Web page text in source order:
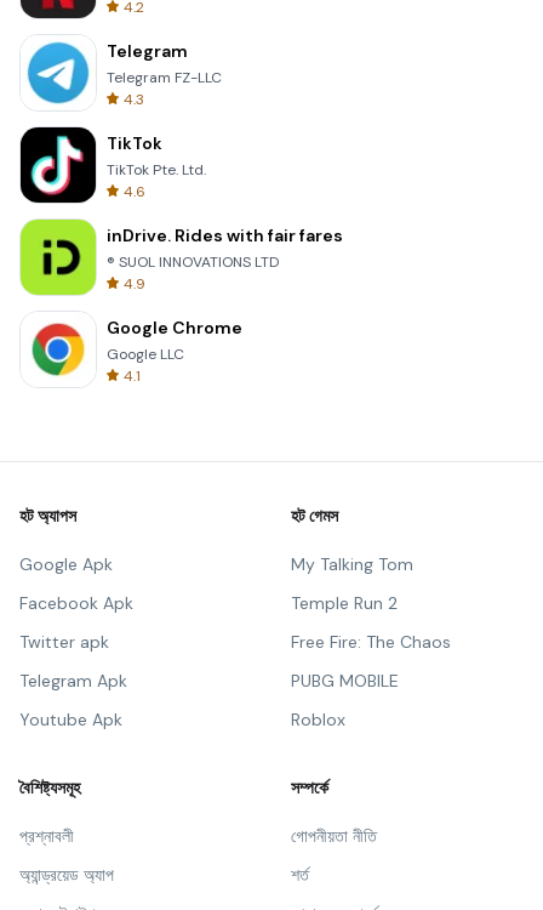
4.2
Telegram
Telegram FZ-LLC
4.3
TikTok
TikTok Pte. Ltd.
4.6
inDrive. Rides with fair fares
® SUOL INNOVATIONS LTD
4.9
Google Chrome
Google LLC
4.1
হট অ্যাপস
Google Apk
Facebook Apk
Twitter apk
Telegram Apk
Youtube Apk
হট গেমস
My Talking Tom
Temple Run 2
Free Fire: The Chaos
PUBG MOBILE
Roblox
বৈশিষ্ট্যসমূহ
প্রশ্নাবলী
অ্যান্ড্রয়েড অ্যাপ
সম্পর্কে
গোপনীয়তা নীতি
শর্ত